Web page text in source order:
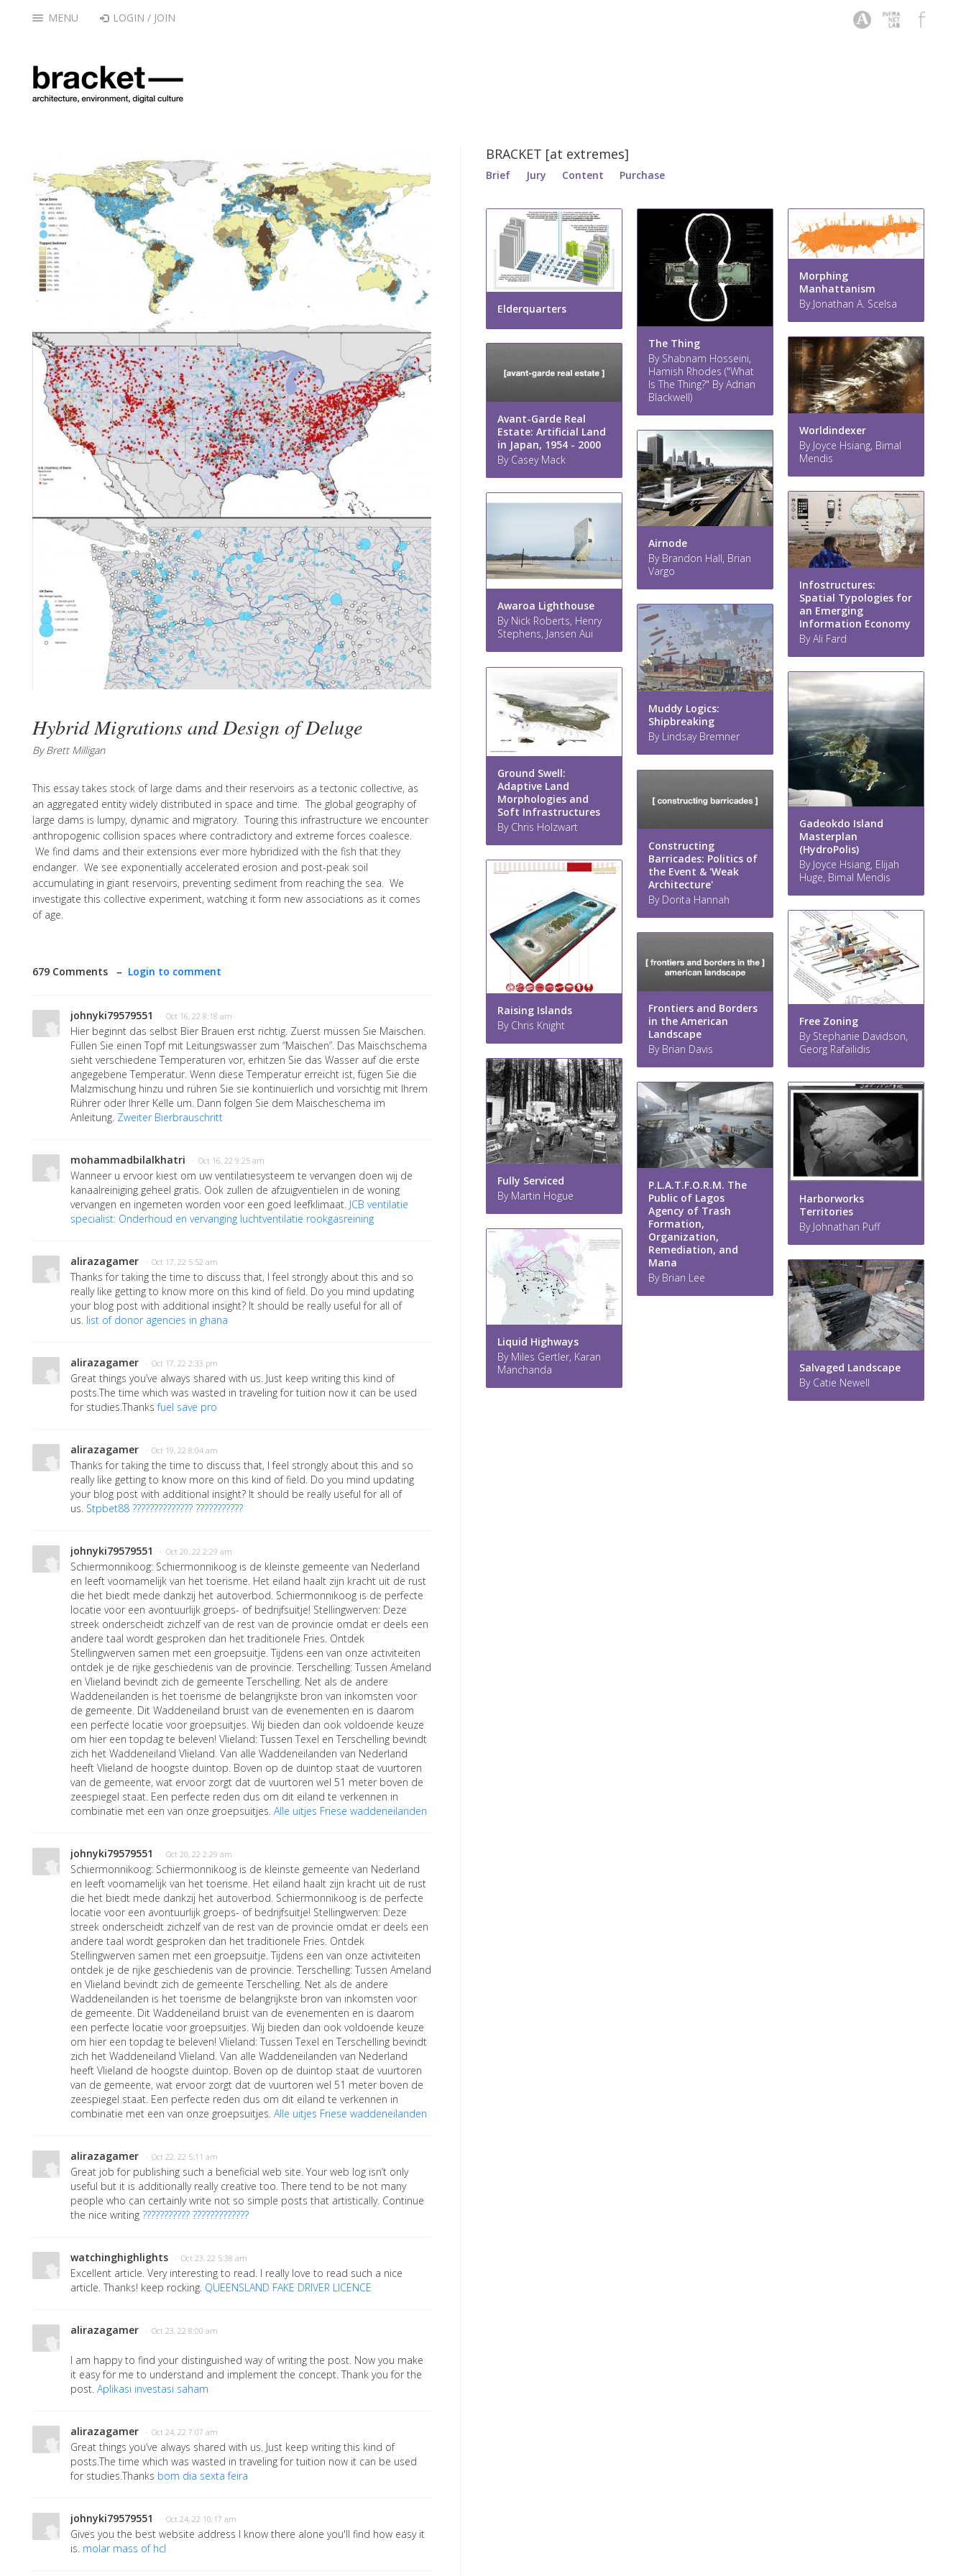
MENU LOGIN / JOIN
Hybrid Migrations and Design of Deluge
By Brett Milligan
This essay takes stock of large dams and their reservoirs as a tectonic collective, as
an aggregated entity widely distributed in space and time. The global geography of
large dams is lumpy, dynamic and migratory. Touring this infrastructure we encounter
anthropogenic collision spaces where contradictory and extreme forces coalesce.
We find dams and their extensions ever more hybridized with the fish that they
endanger. We see exponentially accelerated erosion and post-peak soil
accumulating in giant reservoirs, preventing sediment from reaching the sea. We
investigate this collective experiment, watching it form new associations as it comes
of age.
679 Comments – Login to comment
johnyki79579551 · Oct 16, 22 8:18 am
Hier beginnt das selbst Bier Brauen erst richtig. Zuerst müssen Sie Maischen.
Füllen Sie einen Topf mit Leitungswasser zum “Maischen”. Das Maischschema
sieht verschiedene Temperaturen vor, erhitzen Sie das Wasser auf die erste
angegebene Temperatur. Wenn diese Temperatur erreicht ist, fügen Sie die
Malzmischung hinzu und rühren Sie sie kontinuierlich und vorsichtig mit Ihrem
Rührer oder Ihrer Kelle um. Dann folgen Sie dem Maischeschema im
Anleitung. Zweiter Bierbrauschritt
mohammadbilalkhatri · Oct 16, 22 9:25 am
Wanneer u ervoor kiest om uw ventilatiesysteem te vervangen doen wij de
kanaalreiniging geheel gratis. Ook zullen de afzuigventielen in de woning
vervangen en ingemeten worden voor een goed leefklimaat. JCB ventilatie
specialist: Onderhoud en vervanging luchtventilatie rookgasreining
alirazagamer · Oct 17, 22 5:52 am
Thanks for taking the time to discuss that, I feel strongly about this and so
really like getting to know more on this kind of field. Do you mind updating
your blog post with additional insight? It should be really useful for all of
us. list of donor agencies in ghana
alirazagamer · Oct 17, 22 2:33 pm
Great things you’ve always shared with us. Just keep writing this kind of
posts.The time which was wasted in traveling for tuition now it can be used
for studies.Thanksfuel save pro
alirazagamer · Oct 19, 22 8:04 am
Thanks for taking the time to discuss that, I feel strongly about this and so
really like getting to know more on this kind of field. Do you mind updating
your blog post with additional insight? It should be really useful for all of
us. Stpbet88 ?????????????? ???????????
johnyki79579551 · Oct 20, 22 2:29 am
Schiermonnikoog: Schiermonnikoog is de kleinste gemeente van Nederland
en leeft voornamelijk van het toerisme. Het eiland haalt zijn kracht uit de rust
die het biedt mede dankzij het autoverbod. Schiermonnikoog is de perfecte
locatie voor een avontuurlijk groeps- of bedrijfsuitje! Stellingwerven: Deze
streek onderscheidt zichzelf van de rest van de provincie omdat er deels een
andere taal wordt gesproken dan het traditionele Fries. Ontdek
Stellingwerven samen met een groepsuitje. Tijdens een van onze activiteiten
ontdek je de rijke geschiedenis van de provincie. Terschelling: Tussen Ameland
en Vlieland bevindt zich de gemeente Terschelling. Net als de andere
Waddeneilanden is het toerisme de belangrijkste bron van inkomsten voor
de gemeente. Dit Waddeneiland bruist van de evenementen en is daarom
een perfecte locatie voor groepsuitjes. Wij bieden dan ook voldoende keuze
om hier een topdag te beleven! Vlieland: Tussen Texel en Terschelling bevindt
zich het Waddeneiland Vlieland. Van alle Waddeneilanden van Nederland
heeft Vlieland de hoogste duintop. Boven op de duintop staat de vuurtoren
van de gemeente, wat ervoor zorgt dat de vuurtoren wel 51 meter boven de
zeespiegel staat. Een perfecte reden dus om dit eiland te verkennen in
combinatie met een van onze groepsuitjes. Alle uitjes Friese waddeneilanden
johnyki79579551 · Oct 20, 22 2:29 am
Schiermonnikoog: Schiermonnikoog is de kleinste gemeente van Nederland
en leeft voornamelijk van het toerisme. Het eiland haalt zijn kracht uit de rust
die het biedt mede dankzij het autoverbod. Schiermonnikoog is de perfecte
locatie voor een avontuurlijk groeps- of bedrijfsuitje! Stellingwerven: Deze
streek onderscheidt zichzelf van de rest van de provincie omdat er deels een
andere taal wordt gesproken dan het traditionele Fries. Ontdek
Stellingwerven samen met een groepsuitje. Tijdens een van onze activiteiten
ontdek je de rijke geschiedenis van de provincie. Terschelling: Tussen Ameland
en Vlieland bevindt zich de gemeente Terschelling. Net als de andere
Waddeneilanden is het toerisme de belangrijkste bron van inkomsten voor
de gemeente. Dit Waddeneiland bruist van de evenementen en is daarom
een perfecte locatie voor groepsuitjes. Wij bieden dan ook voldoende keuze
om hier een topdag te beleven! Vlieland: Tussen Texel en Terschelling bevindt
zich het Waddeneiland Vlieland. Van alle Waddeneilanden van Nederland
heeft Vlieland de hoogste duintop. Boven op de duintop staat de vuurtoren
van de gemeente, wat ervoor zorgt dat de vuurtoren wel 51 meter boven de
zeespiegel staat. Een perfecte reden dus om dit eiland te verkennen in
combinatie met een van onze groepsuitjes. Alle uitjes Friese waddeneilanden
alirazagamer · Oct 22, 22 5:11 am
Great job for publishing such a beneficial web site. Your web log isn’t only
useful but it is additionally really creative too. There tend to be not many
people who can certainly write not so simple posts that artistically. Continue
the nice writing ??????????? ?????????????
watchinghighlights · Oct 23, 22 5:38 am
Excellent article. Very interesting to read. I really love to read such a nice
article. Thanks! keep rocking. QUEENSLAND FAKE DRIVER LICENCE
alirazagamer · Oct 23, 22 8:00 am
I am happy to find your distinguished way of writing the post. Now you make
it easy for me to understand and implement the concept. Thank you for the
post. Aplikasi investasi saham
alirazagamer · Oct 24, 22 7:07 am
Great things you’ve always shared with us. Just keep writing this kind of
posts.The time which was wasted in traveling for tuition now it can be used
for studies.Thanks bom dia sexta feira
johnyki79579551 · Oct 24, 22 10:17 am
Gives you the best website address I know there alone you'll find how easy it
is. molar mass of hcl
BRACKET [at extremes]
Brief Jury Content Purchase
Elderquarters
The Thing
By Shabnam Hosseini,
Hamish Rhodes ("What
Is The Thing?" By Adrian
Blackwell)
Morphing
Manhattanism
By Jonathan A. Scelsa
Worldindexer
By Joyce Hsiang, Bimal
Mendis
Avant-Garde Real
Estate: Artificial Land
in Japan, 1954 - 2000
By Casey Mack
Airnode
By Brandon Hall, Brian
Vargo
Infostructures:
Spatial Typologies for
an Emerging
Information Economy
By Ali Fard
Awaroa Lighthouse
By Nick Roberts, Henry
Stephens, Jansen Aui
Muddy Logics:
Shipbreaking
By Lindsay Bremner
Ground Swell:
Adaptive Land
Morphologies and
Soft Infrastructures
By Chris Holzwart
Gadeokdo Island
Masterplan
(HydroPolis)
By Joyce Hsiang, Elijah
Huge, Bimal Mendis
Constructing
Barricades: Politics of
the Event & 'Weak
Architecture'
By Dorita Hannah
Raising Islands
By Chris Knight
Free Zoning
By Stephanie Davidson,
Georg Rafailidis
Frontiers and Borders
in the American
Landscape
By Brian Davis
Fully Serviced
By Martin Hogue
Harborworks
Territories
By Johnathan Puff
P.L.A.T.F.O.R.M. The
Public of Lagos
Agency of Trash
Formation,
Organization,
Remediation, and
Mana
By Brian Lee
Liquid Highways
By Miles Gertler, Karan
Manchanda
Salvaged Landscape
By Catie Newell